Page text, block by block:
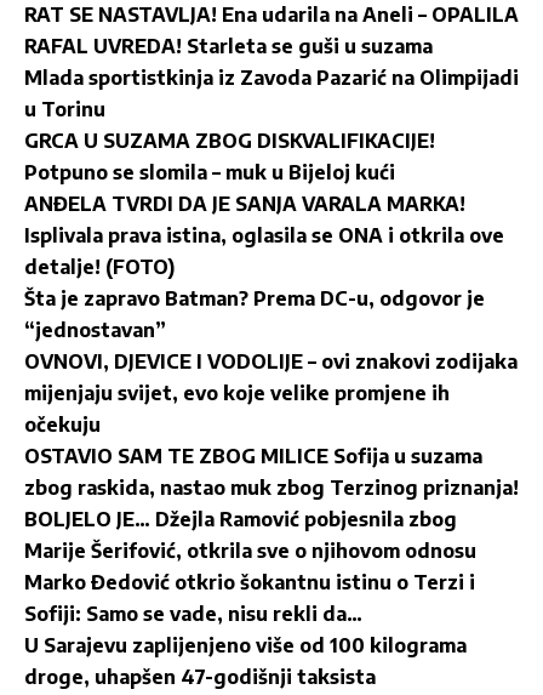
RAT SE NASTAVLJA! Ena udarila na Aneli – OPALILA
RAFAL UVREDA! Starleta se guši u suzama
Mlada sportistkinja iz Zavoda Pazarić na Olimpijadi
u Torinu
GRCA U SUZAMA ZBOG DISKVALIFIKACIJE!
Potpuno se slomila – muk u Bijeloj kući
ANĐELA TVRDI DA JE SANJA VARALA MARKA!
Isplivala prava istina, oglasila se ONA i otkrila ove
detalje! (FOTO)
Šta je zapravo Batman? Prema DC-u, odgovor je
“jednostavan”
OVNOVI, DJEVICE I VODOLIJE – ovi znakovi zodijaka
mijenjaju svijet, evo koje velike promjene ih
očekuju
OSTAVIO SAM TE ZBOG MILICE Sofija u suzama
zbog raskida, nastao muk zbog Terzinog priznanja!
BOLJELO JE… Džejla Ramović pobjesnila zbog
Marije Šerifović, otkrila sve o njihovom odnosu
Marko Đedović otkrio šokantnu istinu o Terzi i
Sofiji: Samo se vade, nisu rekli da…
U Sarajevu zaplijenjeno više od 100 kilograma
droge, uhapšen 47-godišnji taksista